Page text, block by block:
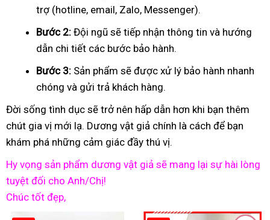
trợ (hotline, email, Zalo, Messenger).
Bước 2: Đội ngũ sẽ tiếp nhận thông tin và hướng
dẫn chi tiết các bước bảo hành.
Bước 3: Sản phẩm sẽ được xử lý bảo hành nhanh
chóng và gửi trả khách hàng.
Đời sống tình dục sẽ trở nên hấp dẫn hơn khi bạn thêm
chút gia vị mới lạ. Dương vật giả chính là cách để bạn
khám phá những cảm giác đầy thú vị.
Hy vọng sản phẩm dương vật giả sẽ mang lại sự hài lòng
tuyệt đối cho Anh/Chị!
Chúc tốt đẹp,